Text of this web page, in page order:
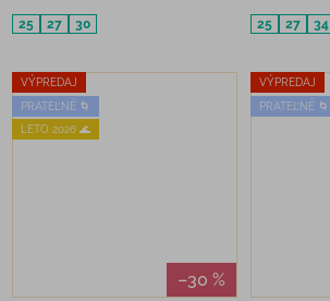
25
27 30
25
27 34
VÝPREDAJ
PRATEĽNÉ 🌀
LETO 2026 🌊
–30 %
VÝPREDAJ
PRATEĽNÉ 🌀